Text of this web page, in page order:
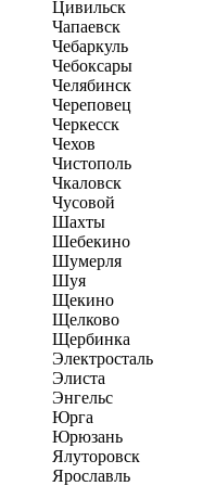
Цивильск
Чапаевск
Чебаркуль
Чебоксары
Челябинск
Череповец
Черкесск
Чехов
Чистополь
Чкаловск
Чусовой
Шахты
Шебекино
Шумерля
Шуя
Щекино
Щелково
Щербинка
Электросталь
Элиста
Энгельс
Юрга
Юрюзань
Ялуторовск
Ярославль